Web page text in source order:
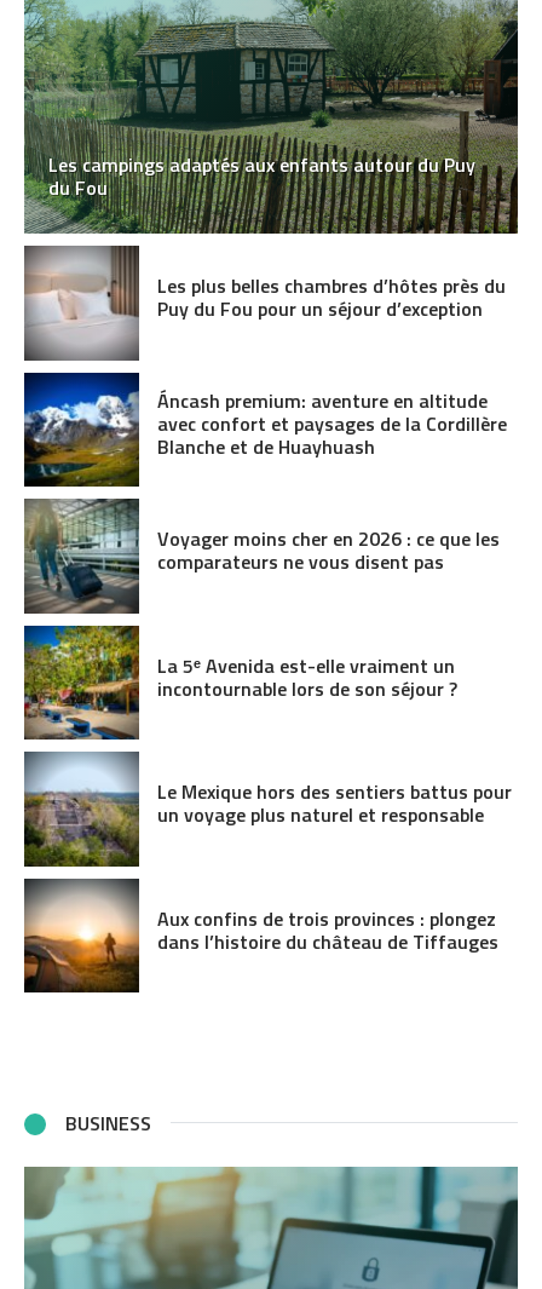
Les campings adaptés aux enfants autour du Puy
du Fou
Les plus belles chambres d’hôtes près du
Puy du Fou pour un séjour d’exception
Áncash premium: aventure en altitude
avec confort et paysages de la Cordillère
Blanche et de Huayhuash
Voyager moins cher en 2026 : ce que les
comparateurs ne vous disent pas
La 5ᵉ Avenida est-elle vraiment un
incontournable lors de son séjour ?
Le Mexique hors des sentiers battus pour
un voyage plus naturel et responsable
Aux confins de trois provinces : plongez
dans l’histoire du château de Tiffauges
BUSINESS